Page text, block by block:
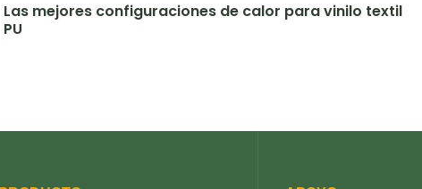
Las mejores configuraciones de calor para vinilo textil
PU